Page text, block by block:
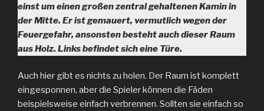
einst um einen großen zentral gehaltenen Kamin in
der Mitte. Er ist gemauert, vermutlich wegen der
Feuergefahr, ansonsten besteht auch dieser Raum
aus Holz. Links befindet sich eine Türe.
Auch hier gibt es nichts zu holen. Der Raum ist komplett
eingesponnen, aber die Spieler können die Fäden
beispielsweise einfach verbrennen. Sollten sie einfach so